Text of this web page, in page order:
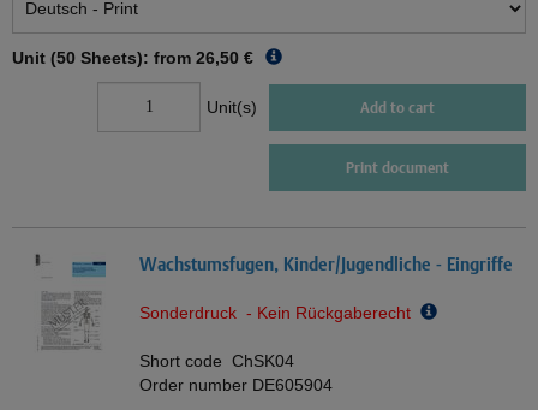
Unit (50 Sheets): from 26,50 €
Unit(s) Add to cart
Print document
Wachstumsfugen, Kinder/Jugendliche - Eingriffe
Sonderdruck - Kein Rückgaberecht
Short code ChSK04
Order number DE605904